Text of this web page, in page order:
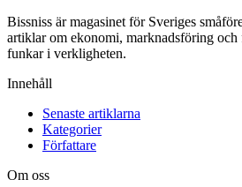
Bissniss är magasinet för Sveriges
artiklar om ekonomi, marknadsföring
funkar i verkligheten.
Innehåll
Senaste artiklarna
Kategorier
Författare
Om oss